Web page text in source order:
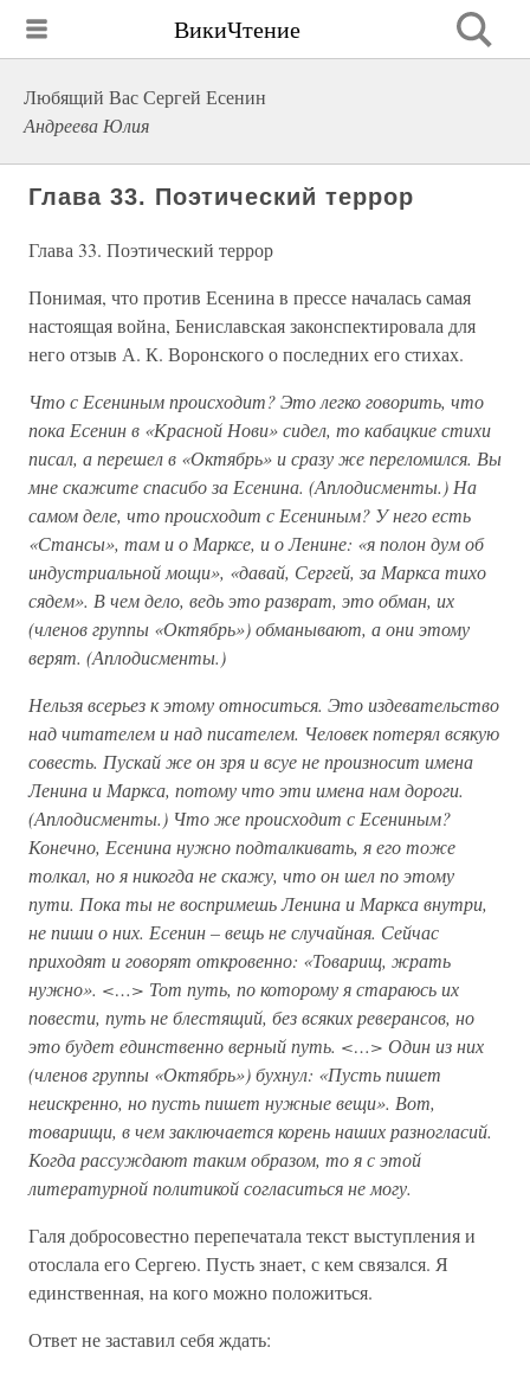
ВикиЧтение
Любящий Вас Сергей Есенин
Андреева Юлия
Глава 33. Поэтический террор
Глава 33. Поэтический террор
Понимая, что против Есенина в прессе началась самая
настоящая война, Бениславская законспектировала для
него отзыв А. К. Воронского о последних его стихах.
Что с Есениным происходит? Это легко говорить, что
пока Есенин в «Красной Нови» сидел, то кабацкие стихи
писал, а перешел в «Октябрь» и сразу же переломился. Вы
мне скажите спасибо за Есенина. (Аплодисменты.) На
самом деле, что происходит с Есениным? У него есть
«Стансы», там и о Марксе, и о Ленине: «я полон дум об
индустриальной мощи», «давай, Сергей, за Маркса тихо
сядем». В чем дело, ведь это разврат, это обман, их
(членов группы «Октябрь») обманывают, а они этому
верят. (Аплодисменты.)
Нельзя всерьез к этому относиться. Это издевательство
над читателем и над писателем. Человек потерял всякую
совесть. Пускай же он зря и всуе не произносит имена
Ленина и Маркса, потому что эти имена нам дороги.
(Аплодисменты.) Что же происходит с Есениным?
Конечно, Есенина нужно подталкивать, я его тоже
толкал, но я никогда не скажу, что он шел по этому
пути. Пока ты не воспримешь Ленина и Маркса внутри,
не пиши о них. Есенин – вещь не случайная. Сейчас
приходят и говорят откровенно: «Товарищ, жрать
нужно». <…> Тот путь, по которому я стараюсь их
повести, путь не блестящий, без всяких реверансов, но
это будет единственно верный путь. <…> Один из них
(членов группы «Октябрь») бухнул: «Пусть пишет
неискренно, но пусть пишет нужные вещи». Вот,
товарищи, в чем заключается корень наших разногласий.
Когда рассуждают таким образом, то я с этой
литературной политикой согласиться не могу.
Галя добросовестно перепечатала текст выступления и
отослала его Сергею. Пусть знает, с кем связался. Я
единственная, на кого можно положиться.
Ответ не заставил себя ждать: